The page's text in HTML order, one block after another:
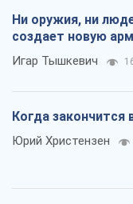
Ни оружия, ни
создает новую
Игар Тышкевич
Когда закончится
Юрий Христензен